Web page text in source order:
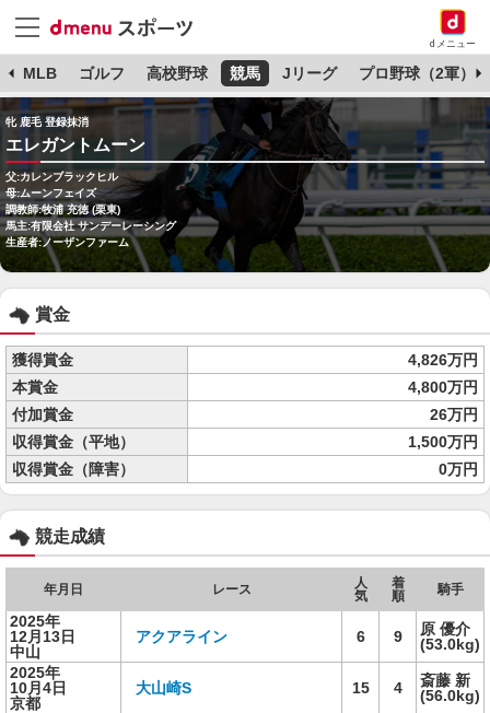
dメニュー
MLB ゴルフ 高校野球 競馬 Jリーグ プロ野球（2軍）
牝 鹿毛 登録抹消
エレガントムーン
父:カレンブラックヒル
母:ムーンフェイズ
調教師:牧浦 充徳 (栗東)
馬主:有限会社 サンデーレーシング
生産者:ノーザンファーム
賞金
獲得賞金
4,826万円
本賞金
4,800万円
付加賞金
26万円
収得賞金（平地）
1,500万円
収得賞金（障害）
0万円
競走成績
年月日 レース
人
気
着
順
騎手
2025年
12月13日
中山
アクアライン 6 9
原 優介
(53.0kg)
2025年
10月4日
京都
大山崎S 15 4
斎藤 新
(56.0kg)